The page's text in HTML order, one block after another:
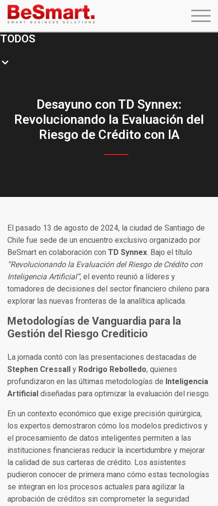
TODOS
Desayuno con TD Synnex:
Revolucionando la Evaluación del
Riesgo de Crédito con IA
El pasado 13 de agosto de 2024, la ciudad de Santiago de
Chile fue sede de un encuentro exclusivo organizado por
BeSmart en colaboración con TD Synnex. Bajo el título
“Revolucionando la Evaluación del Riesgo de Crédito con
Inteligencia Artificial”, el evento reunió a líderes y
tomadores de decisiones del sector financiero chileno para
explorar las nuevas fronteras de la analítica aplicada.
Metodologías de Vanguardia para la
Gestión del Riesgo Crediticio
La jornada contó con las presentaciones destacadas de
Stephen Cressall y Rodrigo Rebolledo, quienes
profundizaron en las últimas metodologías de Inteligencia
Artificial diseñadas para optimizar la evaluación del riesgo.
En un contexto económico que exige precisión quirúrgica,
los expertos demostraron cómo los modelos predictivos y
el procesamiento de datos inteligentes permiten a las
instituciones financieras reducir la incertidumbre y mejorar
la calidad de sus carteras de crédito. Los asistentes
pudieron conocer de primera mano cómo estas tecnologías
se integran en los procesos actuales para agilizar la
aprobación de créditos sin comprometer la seguridad